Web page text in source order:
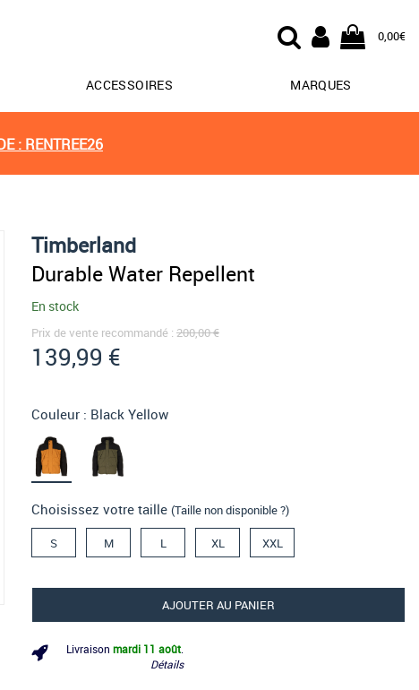
0,00€
ACCESSOIRES MARQUES
: RENTREE26
Timberland
Durable Water Repellent
En stock
Prix de vente recommandé : 200,00 €
139,99 €
Couleur : Black Yellow
Choisissez votre taille (Taille non disponible ?)
S M L XL XXL
AJOUTER AU PANIER
Livraison mardi 11 août
Détails